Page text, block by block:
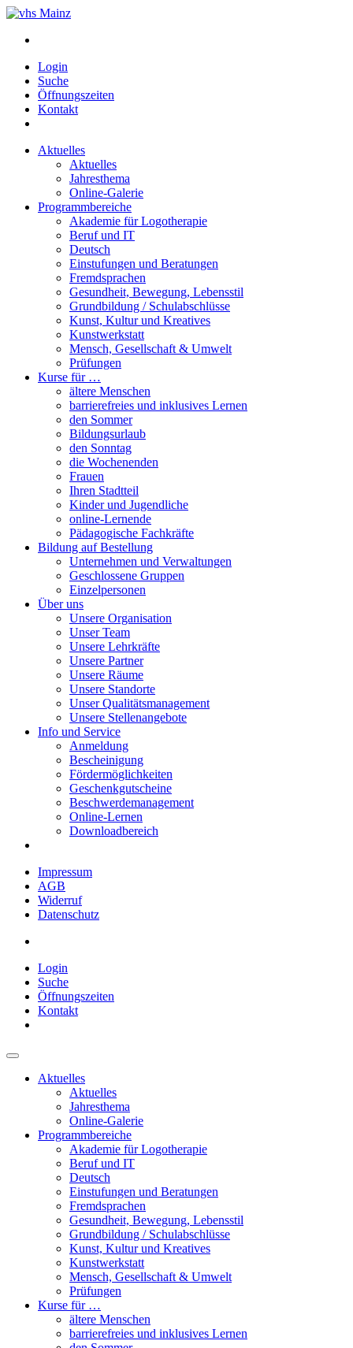
Login
Suche
Öffnungszeiten
Kontakt
Aktuelles
Aktuelles
Jahresthema
Online-Galerie
Programmbereiche
Akademie für Logotherapie
Beruf und IT
Deutsch
Einstufungen und Beratungen
Fremdsprachen
Gesundheit, Bewegung, Lebensstil
Grundbildung / Schulabschlüsse
Kunst, Kultur und Kreatives
Kunstwerkstatt
Mensch, Gesellschaft & Umwelt
Prüfungen
Kurse für …
ältere Menschen
barrierefreies und inklusives Lernen
den Sommer
Bildungsurlaub
den Sonntag
die Wochenenden
Frauen
Ihren Stadtteil
Kinder und Jugendliche
online-Lernende
Pädagogische Fachkräfte
Bildung auf Bestellung
Unternehmen und Verwaltungen
Geschlossene Gruppen
Einzelpersonen
Über uns
Unsere Organisation
Unser Team
Unsere Lehrkräfte
Unsere Partner
Unsere Räume
Unsere Standorte
Unser Qualitätsmanagement
Unsere Stellenangebote
Info und Service
Anmeldung
Bescheinigung
Fördermöglichkeiten
Geschenkgutscheine
Beschwerdemanagement
Online-Lernen
Downloadbereich
Impressum
AGB
Widerruf
Datenschutz
Login
Suche
Öffnungszeiten
Kontakt
Aktuelles
Aktuelles
Jahresthema
Online-Galerie
Programmbereiche
Akademie für Logotherapie
Beruf und IT
Deutsch
Einstufungen und Beratungen
Fremdsprachen
Gesundheit, Bewegung, Lebensstil
Grundbildung / Schulabschlüsse
Kunst, Kultur und Kreatives
Kunstwerkstatt
Mensch, Gesellschaft & Umwelt
Prüfungen
Kurse für …
ältere Menschen
barrierefreies und inklusives Lernen